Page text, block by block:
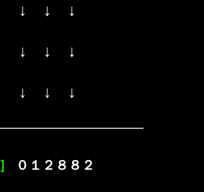
↓ ↓ ↓
↓ ↓ ↓
↓ ↓ ↓
０１２８８２